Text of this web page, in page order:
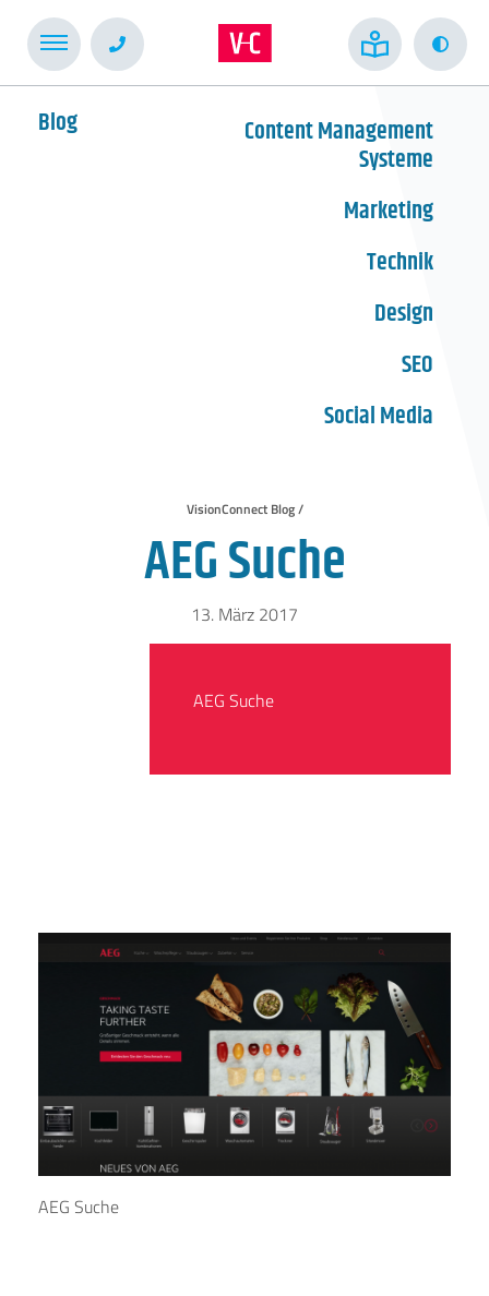
Blog Content Management
Systeme
Marketing
Technik
Design
SEO
Social Media
VisionConnect Blog /
AEG Suche
13. März 2017
AEG Suche
AEG Suche